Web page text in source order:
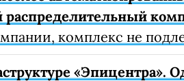
комплекс не
«Эпицентра».